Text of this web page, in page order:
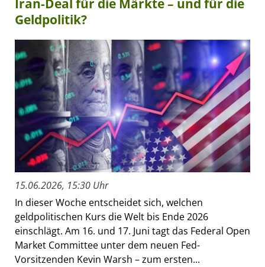
Iran-Deal für die Märkte – und für die
Geldpolitik?
15.06.2026, 15:30 Uhr
In dieser Woche entscheidet sich, welchen
geldpolitischen Kurs die Welt bis Ende 2026
einschlägt. Am 16. und 17. Juni tagt das Federal Open
Market Committee unter dem neuen Fed-
Vorsitzenden Kevin Warsh – zum ersten...